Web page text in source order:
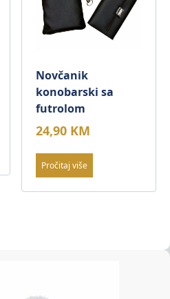
Novčanik
konobarski sa
futrolom
24,90 KM
Pročitaj više